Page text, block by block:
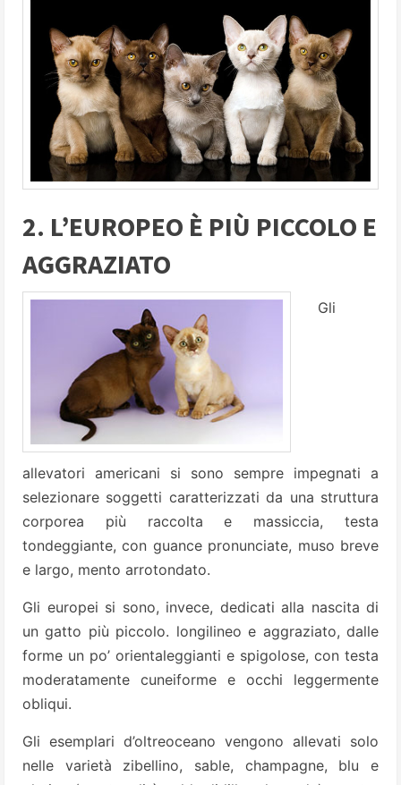
2. L’EUROPEO È PIÙ PICCOLO E
AGGRAZIATO
Gli
allevatori americani si sono sempre impegnati a
selezionare soggetti caratterizzati da una struttura
corporea più raccolta e massiccia, testa
tondeggiante, con guance pronunciate, muso breve
e largo, mento arrotondato.
Gli europei si sono, invece, dedicati alla nascita di
un gatto più piccolo. longilineo e aggraziato, dalle
forme un po’ orientaleggianti e spigolose, con testa
moderatamente cuneiforme e occhi leggermente
obliqui.
Gli esemplari d’oltreoceano vengono allevati solo
nelle varietà zibellino, sable, champagne, blu e